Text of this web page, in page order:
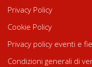
Privacy Policy
Cookie Policy
Privacy policy eventi e
Condizioni generali di